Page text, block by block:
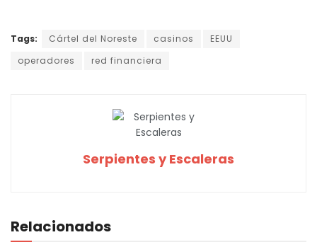
Tags: Cártel del Noreste casinos
EEUU
operadores
red financiera
Serpientes y Escaleras
Relacionados